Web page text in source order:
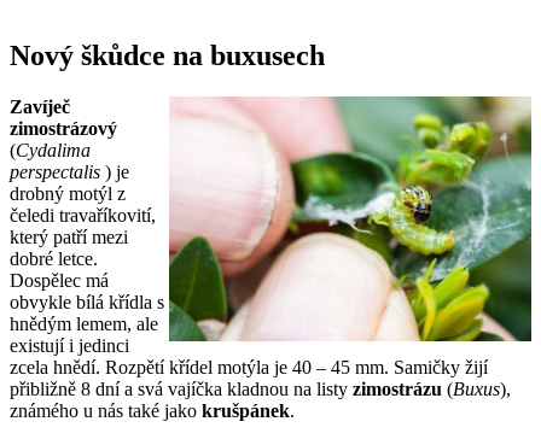
Nový škůdce na buxusech
Zavíječ
zimostrázový
(Cydalima
perspectalis ) je
drobný motýl z
čeledi travaříkovití,
který patří mezi
dobré letce.
Dospělec má
obvykle bílá křídla s
hnědým lemem, ale
existují i jedinci
zcela hnědí. Rozpětí křídel motýla je 40 – 45 mm. Samičky žijí
přibližně 8 dní a svá vajíčka kladnou na listy zimostrázu (Buxus),
známého u nás také jako krušpánek.